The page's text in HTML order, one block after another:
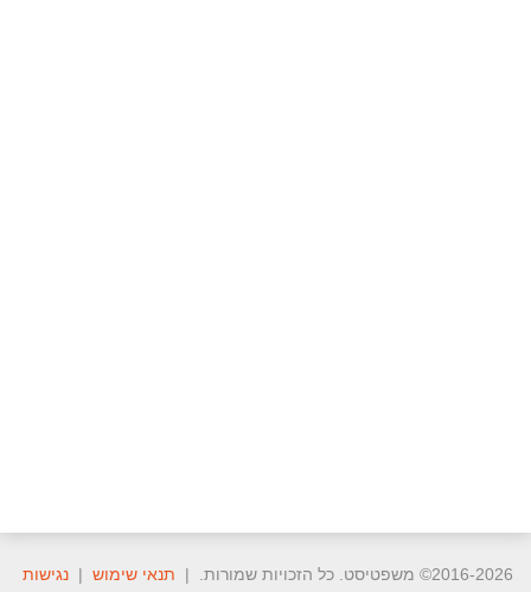
2016-2026© משפטיסט. כל הזכויות שמורות. | תנאי שימוש | נגישות